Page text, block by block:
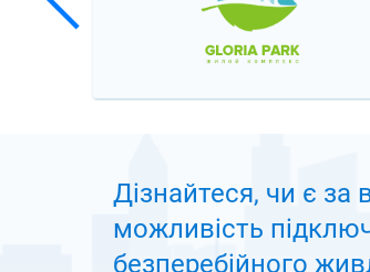
Дізнайтеся, чи є
можливiсть
безперебійного